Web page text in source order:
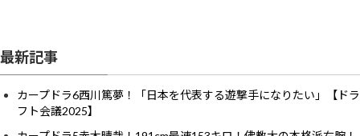
最新記事
カープドラ6西川篤夢！「日本を代表する遊撃手になりたい」【ドラ
フト会議2025】